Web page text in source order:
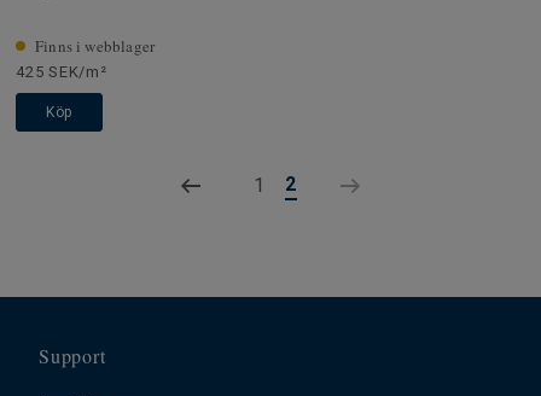
Finns i webblager
425 SEK/m²
Köp
1 2
Support